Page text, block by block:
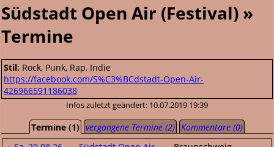
Südstadt Open Air (Festival) »
Termine
Stil: Rock, Punk, Rap, Indie
https://facebook.com/S%C3%BCdstadt-Open-Air-
426966591186038
Infos zuletzt geändert: 10.07.2019 19:39
Termine (1) vergangene Termine (2) Kommentare (0)